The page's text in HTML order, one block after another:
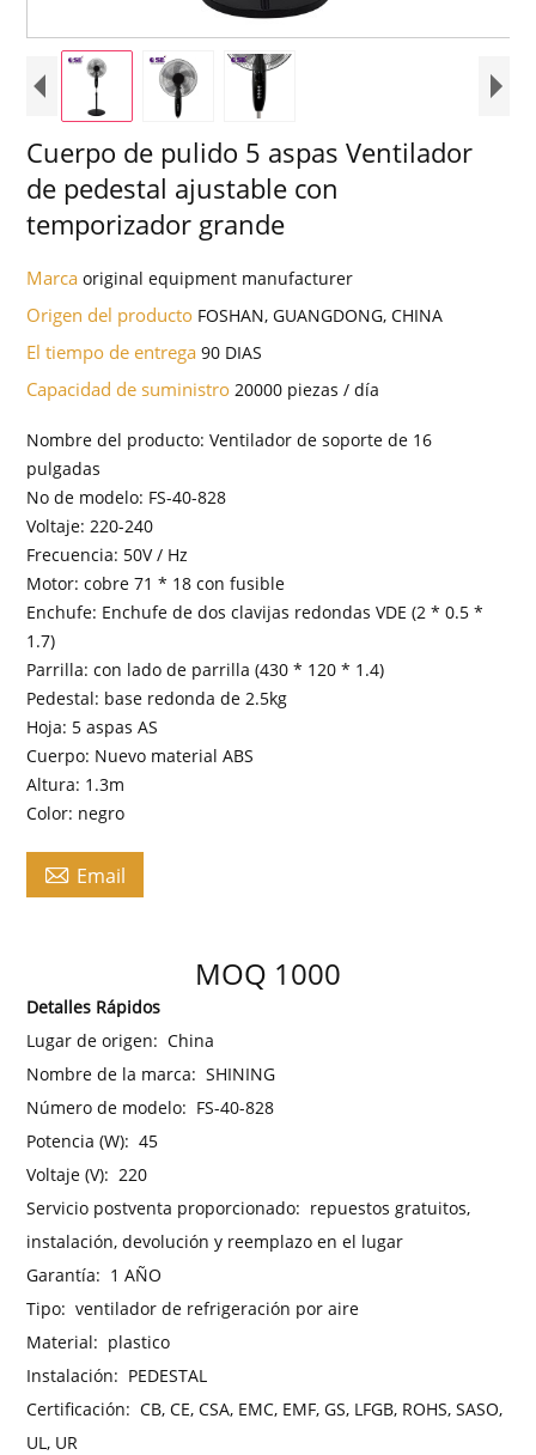
Cuerpo de pulido 5 aspas Ventilador
de pedestal ajustable con
temporizador grande
Marcaoriginal equipment manufacturer
Origen del producto FOSHAN, GUANGDONG, CHINA
El tiempo de entrega90 DIAS
Capacidad de suministro 20000 piezas / día
Nombre del producto: Ventilador de soporte de 16
pulgadas
No de modelo: FS-40-828
Voltaje: 220-240
Frecuencia: 50V / Hz
Motor: cobre 71 * 18 con fusible
Enchufe: Enchufe de dos clavijas redondas VDE (2 * 0.5 *
1.7)
Parrilla: con lado de parrilla (430 * 120 * 1.4)
Pedestal: base redonda de 2.5kg
Hoja: 5 aspas AS
Cuerpo: Nuevo material ABS
Altura: 1.3m
Color: negro
 Email
MOQ 1000
Detalles Rápidos
Lugar de origen: China
Nombre de la marca: SHINING
Número de modelo: FS-40-828
Potencia (W): 45
Voltaje (V): 220
Servicio postventa proporcionado: repuestos gratuitos,
instalación, devolución y reemplazo en el lugar
Garantía: 1 AÑO
Tipo: ventilador de refrigeración por aire
Material: plastico
Instalación: PEDESTAL
Certificación: CB, CE, CSA, EMC, EMF, GS, LFGB, ROHS, SASO,
UL, UR